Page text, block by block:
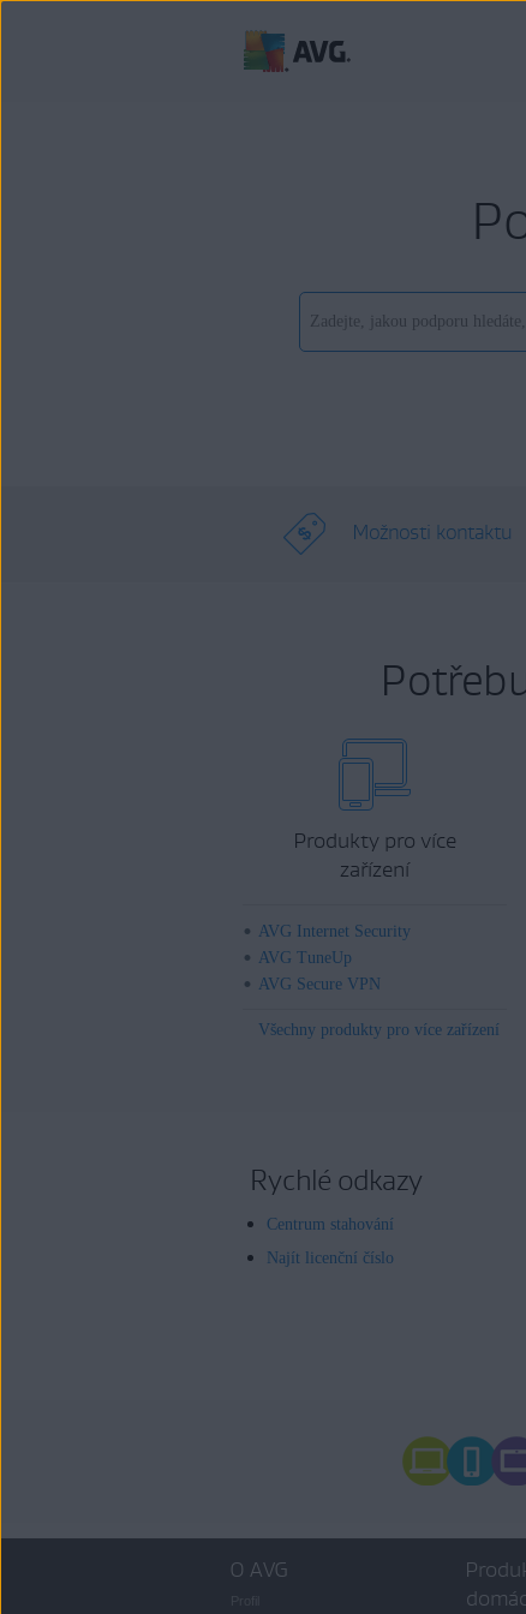
Možnosti kontaktu
Produkty pro více
zařízení
AVG Internet Security
AVG TuneUp
AVG Secure VPN
Všechny produkty pro více zařízení
Rychlé odkazy
Centrum stahování
Najít licenční číslo
O AVG